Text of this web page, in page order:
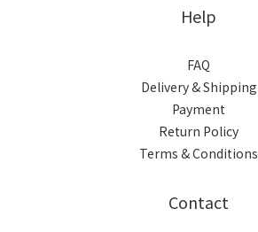
Help
FAQ
Delivery & Shipping
Payment
Return Policy
Terms & Conditions
Contact